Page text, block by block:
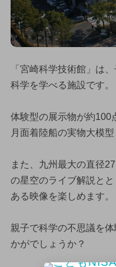
「宮崎科学技術館」は
科学を学べる施設です。
体験型の展示物が約100
月面着陸船の実物大模型
また、九州最大の直径
の星空のライブ解説と
ある映像を楽しめます。
親子で科学の不思議を
かがでしょうか？